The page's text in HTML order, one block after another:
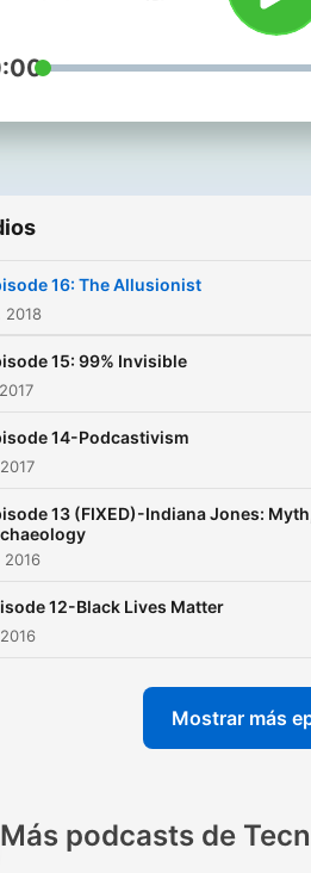
16: The Allusionist
2018
15: 99% Invisible
14-Podcastivism
13 (FIXED)-Indiana Jones:
2016
12-Black Lives Matter
Mostrar más
Más podcasts de